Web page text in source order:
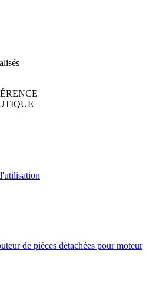
de pièces détachées pour moteur